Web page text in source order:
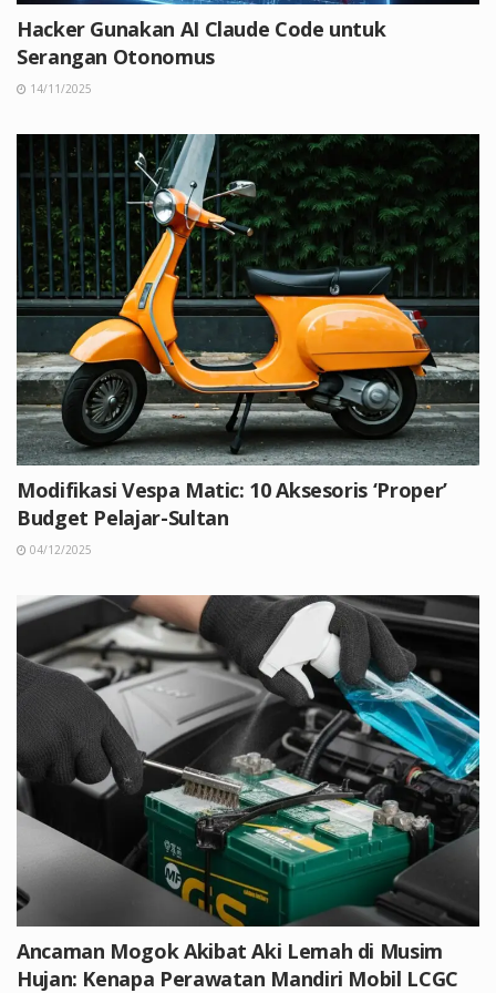
Hacker Gunakan AI Claude Code untuk
Serangan Otonomus
14/11/2025
Modifikasi Vespa Matic: 10 Aksesoris ‘Proper’
Budget Pelajar-Sultan
04/12/2025
Ancaman Mogok Akibat Aki Lemah di Musim
Hujan: Kenapa Perawatan Mandiri Mobil LCGC